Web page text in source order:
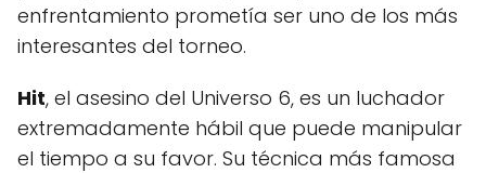
enfrentamiento prometía ser uno de los más
interesantes del torneo.
Hit, el asesino del Universo 6, es un luchador
extremadamente hábil que puede manipular
el tiempo a su favor. Su técnica más famosa